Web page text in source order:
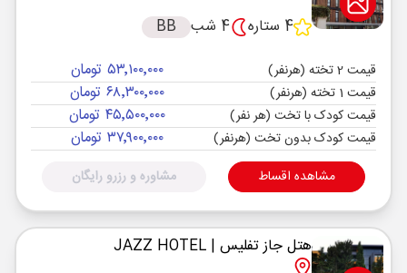
4 ستاره
4 شب BB
قیمت 2 تخته (هرنفر) ۵۳٬۱۰۰٬۰۰۰ تومان
قیمت 1 تخته (هرنفر) ۶۸٬۳۰۰٬۰۰۰ تومان
قیمت کودک با تخت (هر نفر) ۴۵٬۵۰۰٬۰۰۰ تومان
قیمت کودک بدون تخت (هرنفر) ۳۷٬۹۰۰٬۰۰۰ تومان
مشاهده اقساط مشاوره و رزرو رایگان
هتل جاز تفلیس | JAZZ HOTEL